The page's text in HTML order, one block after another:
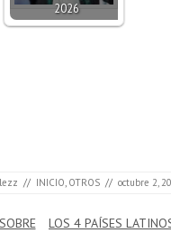
2026
// INICIO, OTROS // octubre 2,
LOS 4 PAÍSES